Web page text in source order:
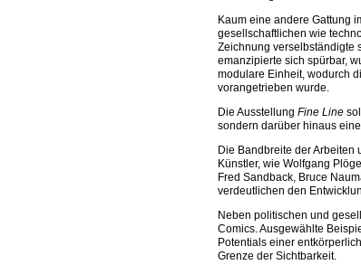
Kaum eine andere Gattung
gesellschaftlichen wie
Zeichnung verselbständigte
emanzipierte sich spürbar,
modulare Einheit, wodurch
vorangetrieben wurde.
Die Ausstellung Fine Line
sondern darüber hinaus
Die Bandbreite der
Künstler, wie Wolfgang
Fred Sandback, Bruce
verdeutlichen den
Neben politischen und
Comics. Ausgewählte
Potentials einer
Grenze der Sichtbarkeit.